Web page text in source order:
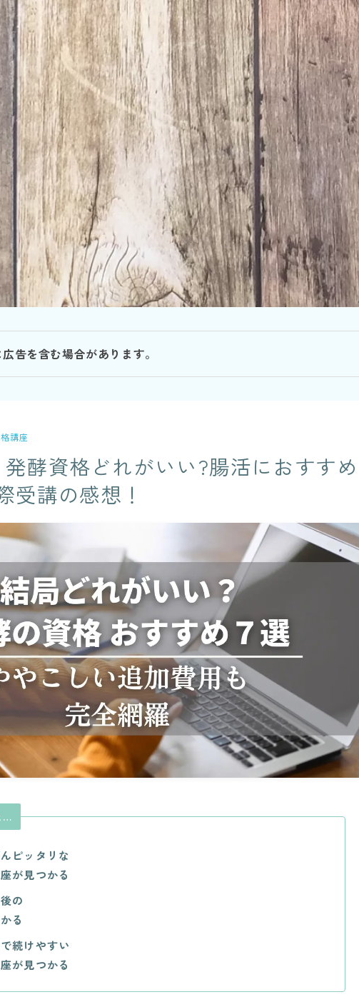
告を含む場合があります。
講座
発酵資格どれがいい?腸活におすすめ
受講の感想！
…
ピッタリな
が見つかる
の
る
続けやすい
が見つかる